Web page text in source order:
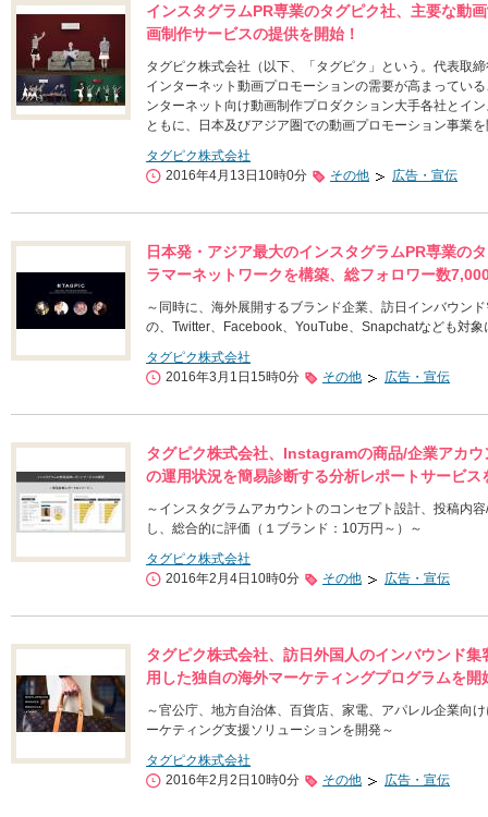
インスタグラムPR専業のタグピク社、主要な動
画制作サービスの提供を開始！
タグピク株式会社（以下、「タグピク」という。代表取
インターネット動画プロモーションの需要が高まってい
ンターネット向け動画制作プロダクション大手各社とイ
ともに、日本及びアジア圏での動画プロモーション事業
タグピク株式会社
2016年4月13日10時0分
その他 広告・宣伝
日本発・アジア最大のインスタグラムPR専業の
ラマーネットワークを構築、総フォロワー数
～同時に、海外展開するブランド企業、訪日インバウン
の、Twitter、Facebook、YouTube、Snapchatなども対
タグピク株式会社
2016年3月1日15時0分
その他 広告・宣伝
タグピク株式会社、Instagramの商品/企業アカ
の運用状況を簡易診断する分析レポートサービス
～インスタグラムアカウントのコンセプト設計、投稿内
し、総合的に評価（１ブランド：10万円～）～
タグピク株式会社
2016年2月4日10時0分
その他 広告・宣伝
タグピク株式会社、訪日外国人のインバウンド
用した独自の海外マーケティングプログラムを開
～官公庁、地方自治体、百貨店、家電、アパレル企業向
ーケティング支援ソリューションを開発～
タグピク株式会社
2016年2月2日10時0分
その他 広告・宣伝